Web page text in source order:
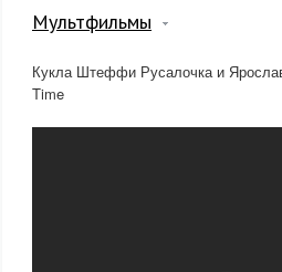
Мультфильмы
Кукла Штеффи Русалочка и
Time